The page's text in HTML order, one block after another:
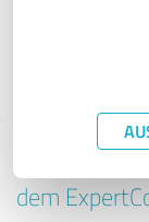
Tipp: Die
dem